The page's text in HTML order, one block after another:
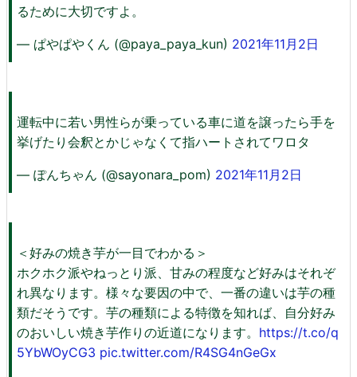
るために大切ですよ。
— ぱやぱやくん (@paya_paya_kun) 2021年11月2日
運転中に若い男性らが乗っている車に道を譲ったら手を
挙げたり会釈とかじゃなくて指ハートされてワロタ
— ぽんちゃん (@sayonara_pom) 2021年11月2日
＜好みの焼き芋が一目でわかる＞
ホクホク派やねっとり派、甘みの程度など好みはそれぞ
れ異なります。様々な要因の中で、一番の違いは芋の種
類だそうです。芋の種類による特徴を知れば、自分好み
のおいしい焼き芋作りの近道になります。 https://t.co/q
5YbWOyCG3 pic.twitter.com/R4SG4nGeGx